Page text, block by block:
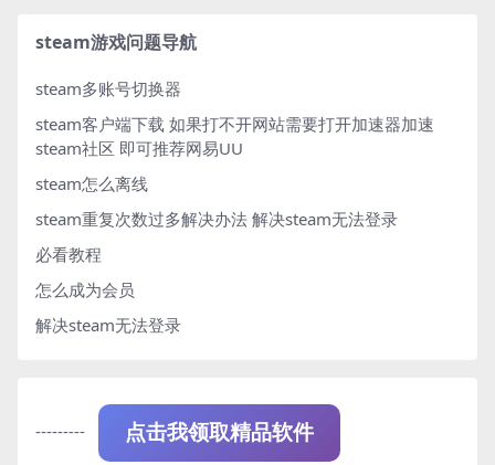
steam游戏问题导航
steam多账号切换器
steam客户端下载 如果打不开网站需要打开加速器加速
steam社区 即可推荐网易UU
steam怎么离线
steam重复次数过多解决办法 解决steam无法登录
必看教程
怎么成为会员
解决steam无法登录
--------- 点击我领取精品软件